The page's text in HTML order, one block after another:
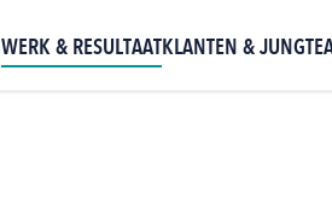
WERK & RESULTAATKLANTEN & JUNG